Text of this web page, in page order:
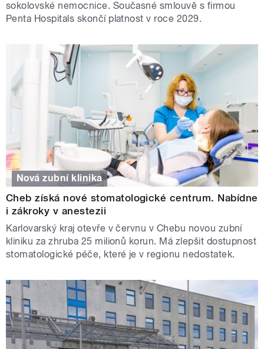
sokolovské nemocnice. Současné smlouvě s firmou
Penta Hospitals skončí platnost v roce 2029.
Nová zubní klinika
Cheb získá nové stomatologické centrum. Nabídne
i zákroky v anestezii
Karlovarský kraj otevře v červnu v Chebu novou zubní
kliniku za zhruba 25 milionů korun. Má zlepšit dostupnost
stomatologické péče, které je v regionu nedostatek.